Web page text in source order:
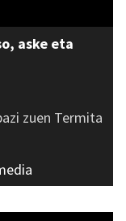
aske eta
zuen Termita